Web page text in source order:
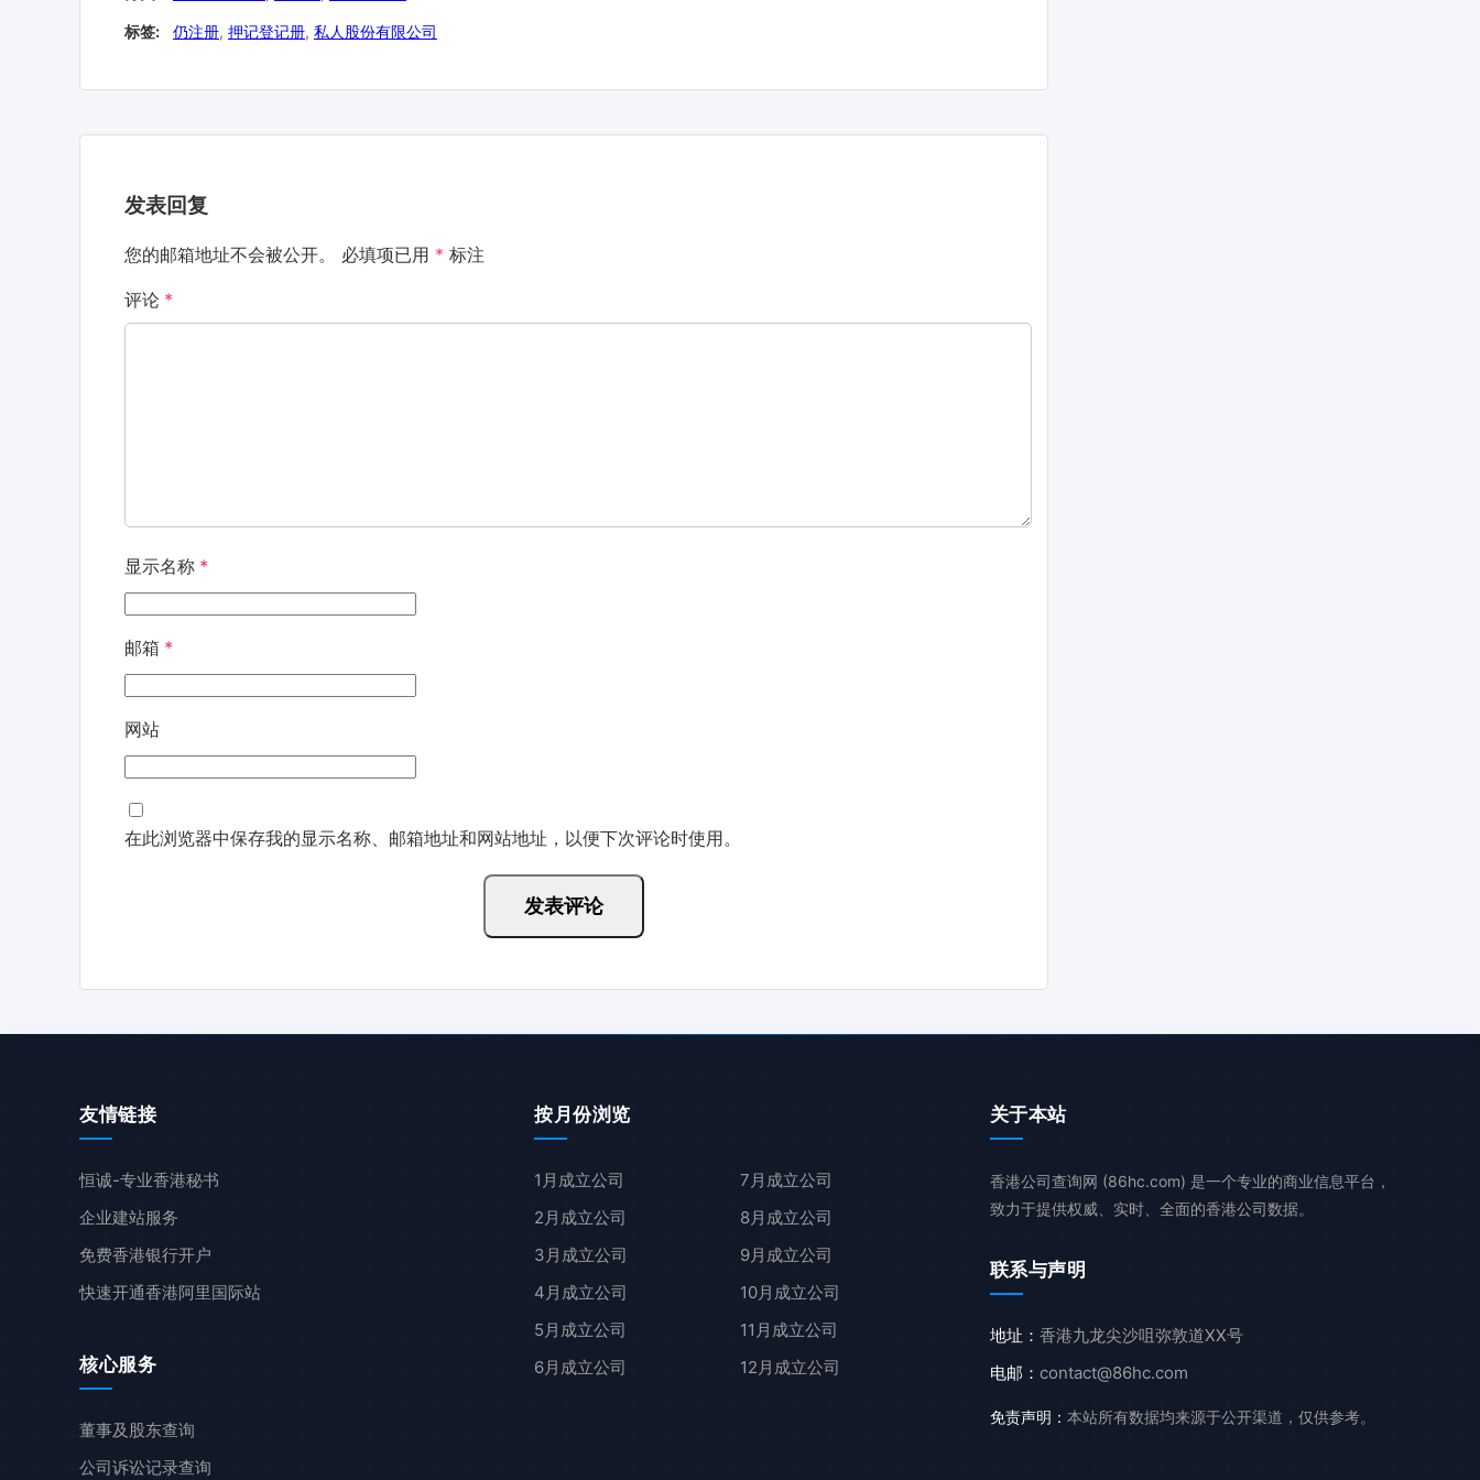
标签: 仍注册, 押记登记册, 私人股份有限公司
发表回复
您的邮箱地址不会被公开。 必填项已用 * 标注
评论 *
显示名称 *
邮箱 *
网站
在此浏览器中保存我的显示名称、邮箱地址和网站地址，以便下次评论时使用。
友情链接
恒诚-专业香港秘书
企业建站服务
免费香港银行开户
快速开通香港阿里国际站
核心服务
董事及股东查询
公司诉讼记录查询
按月份浏览
1月成立公司
2月成立公司
3月成立公司
4月成立公司
5月成立公司
6月成立公司
7月成立公司
8月成立公司
9月成立公司
10月成立公司
11月成立公司
12月成立公司
关于本站
香港公司查询网 (86hc.com) 是一个专业的商业信息平台，
致力于提供权威、实时、全面的香港公司数据。
联系与声明
地址： 香港九龙尖沙咀弥敦道XX号
电邮： contact@86hc.com
免责声明： 本站所有数据均来源于公开渠道，仅供参考。